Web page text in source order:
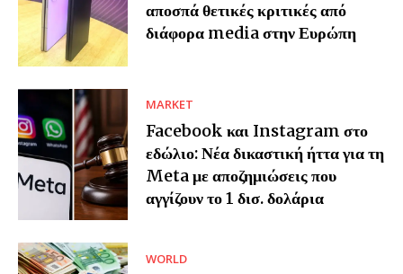
αποσπά θετικές κριτικές από
διάφορα media στην Ευρώπη
MARKET
Facebook και Instagram στο
εδώλιο: Νέα δικαστική ήττα για τη
Meta με αποζημιώσεις που
αγγίζουν το 1 δισ. δολάρια
WORLD